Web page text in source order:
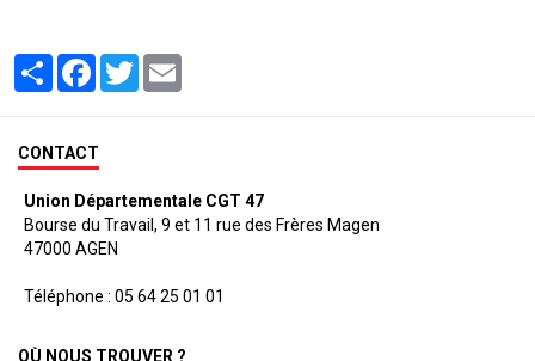
PartagerFacebook
Twitter
CONTACT
Union Départementale CGT 47
Bourse du Travail, 9 et 11 rue des Frères Magen
47000 AGEN
Téléphone : 05 64 25 01 01
OÙ NOUS TROUVER ?